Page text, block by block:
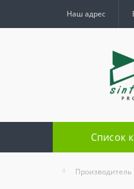
Наш адрес
Список
Производитель